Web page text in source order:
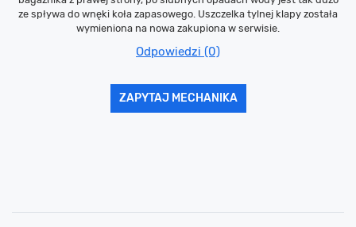
ze spływa do wnęki koła zapasowego. Uszczelka tylnej klapy została
wymieniona na nowa zakupiona w serwisie.
Odpowiedzi (0)
ZAPYTAJ MECHANIKA